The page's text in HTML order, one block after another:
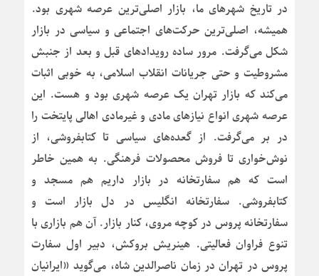
در تاریخ شهرهای ما، بازار اصلی‌ترین عرصه شهری بود.
همیشه، اصلی‌ترین حرکت‌های اجتماعی و سیاسی در بازار
شکل می‌گرفت. مرور ساده رویدادهای قبل و بعد از جنبش
مشروطیت و حتی جریانات انقلاب اسلامی، به خوبی اثبات
می‌کند که بازار تهران یک عرصه شهری بود و هست. این
عرصه شهری انواع نیازهای مادی و غیرمادی اهالی پایتخت را
در بر می‌گرفت. از گعده‌های سیاسی تا کتابفروشی، از
نوش‌خواری تا فروش محصولات فرهنگی. به همین خاطر
است که هم سفارتخانه در بازار داریم هم مسجد و
کتابفروشی. سفارتخانه انگلیس در دل بازار است و
سفارتخانه پروس در کوچه مروی، کنار بازار. آن هم بازاری با
تنوع فراوان فعالیتی. هینریش بروکش، دبیر اول سفارت
پروس در تهران در زمان ناصرالدین شاه، می‌گوید «ایرانیان